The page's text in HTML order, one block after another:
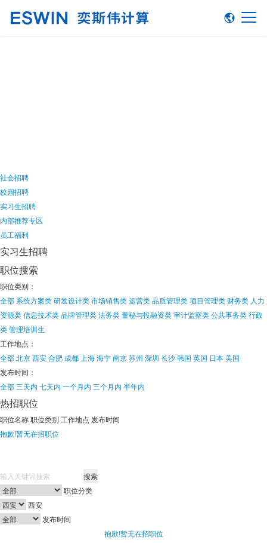
社会招聘
校园招聘
实习生招聘
内部推荐专区
员工福利
实习生招聘
职位搜索
职位类别：
全部 系统方案类研发设计类市场销售类运营类品质管理类项目管理类 财务类 人力
资源类信息技术类品牌管理类法务类董秘与投融资类审计监察类公共事务类行政
类管理培训生
工作地点：
全部北京西安合肥 成都 上海海宁南京苏州 深圳 长沙韩国 英国 日本美国
发布时间：
全部 三天内 七天内 一个月内 三个月内 半年内
热招职位
职位名称职位类别 工作地点 发布时间
抱歉!暂无在招职位
搜索
职位分类
西安
发布时间
抱歉!暂无在招职位